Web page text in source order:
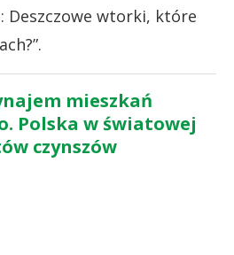
Deszczowe wtorki, które
mieszkań
Polska w światowej
czynszów